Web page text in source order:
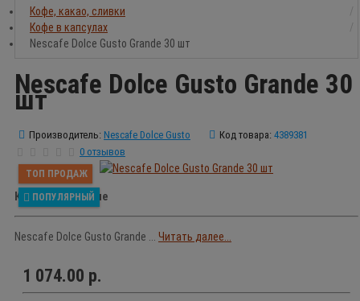
Кофе, какао, сливки
Кофе в капсулах
Nescafe Dolce Gusto Grande 30 шт
Nescafe Dolce Gusto Grande 30
шт
Производитель: Nescafe Dolce Gusto Код товара: 4389381
0 отзывов
ТОП ПРОДАЖ
ПОПУЛЯРНЫЙ
Краткое описание
Nescafe Dolce Gusto Grande ... Читать далее...
1 074.00 р.